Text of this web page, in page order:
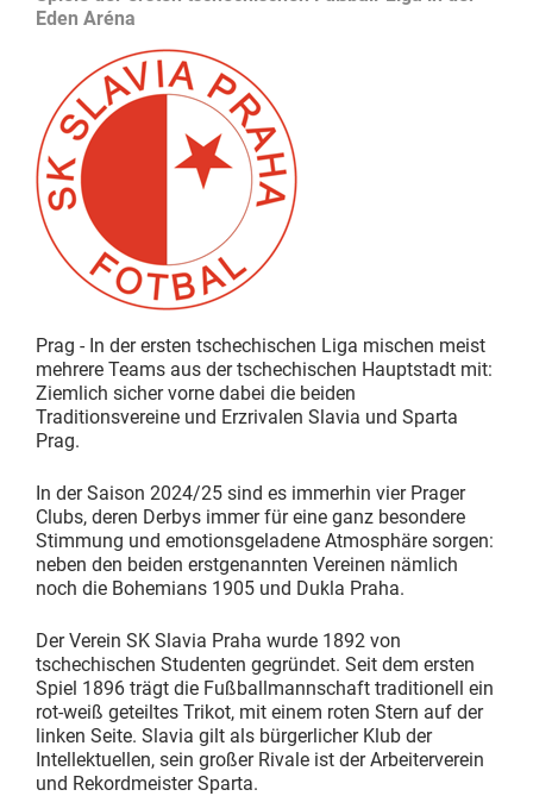
Eden Aréna
Prag - In der ersten tschechischen Liga mischen meist
mehrere Teams aus der tschechischen Hauptstadt mit:
Ziemlich sicher vorne dabei die beiden
Traditionsvereine und Erzrivalen Slavia und Sparta
Prag.
In der Saison 2024/25 sind es immerhin vier Prager
Clubs, deren Derbys immer für eine ganz besondere
Stimmung und emotionsgeladene Atmosphäre sorgen:
neben den beiden erstgenannten Vereinen nämlich
noch die Bohemians 1905 und Dukla Praha.
Der Verein SK Slavia Praha wurde 1892 von
tschechischen Studenten gegründet. Seit dem ersten
Spiel 1896 trägt die Fußballmannschaft traditionell ein
rot-weiß geteiltes Trikot, mit einem roten Stern auf der
linken Seite. Slavia gilt als bürgerlicher Klub der
Intellektuellen, sein großer Rivale ist der Arbeiterverein
und Rekordmeister Sparta.